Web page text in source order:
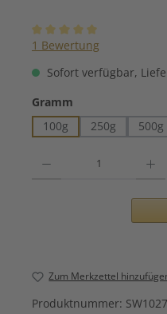
Durchschnittliche
1 Bewertung
Sofort verfügbar,
Gramm
100g
250g 500g
Zum Merkzettel
Produktnummer: